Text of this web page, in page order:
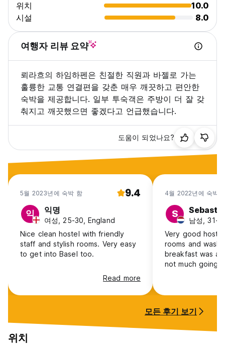
위치
10.0
시설
8.0
여행자 리뷰 요약
뢰라흐의 하임하펜은 친절한 직원과 바젤로 가는
훌륭한 교통 연결편을 갖춘 매우 깨끗하고 편안한
숙박을 제공합니다. 일부 투숙객은 주방이 더 잘 갖
춰지고 깨끗했으면 좋겠다고 언급했습니다.
도움이 되었나요?
5월 2023년에 숙박 함 9.4
익 익명
여성, 25-30, England
Nice clean hostel with friendly
staff and stylish rooms. Very easy
to get into Basel too.
Read more
4월 2022년에 숙박
S
남성, 31-
Very good
rooms and wash
breakfast was
not much going
there is a hughe
for being in the
when you’re
모든 후기 보기
위치